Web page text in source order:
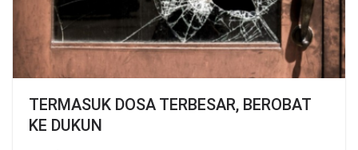
TERMASUK DOSA TERBESAR, BEROBAT
KE DUKUN